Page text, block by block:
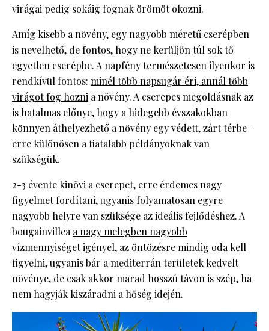
virágai pedig sokáig fognak örömöt okozni.
Amíg kisebb a növény, egy nagyobb méretű cserépben
is nevelhető, de fontos, hogy ne kerüljön túl sok tő
egyetlen cserépbe. A napfény természetesen ilyenkor is
rendkívül fontos: minél több napsugár éri, annál több
virágot fog hozni a növény. A cserepes megoldásnak az
is hatalmas előnye, hogy a hidegebb évszakokban
könnyen áthelyezhető a növény egy védett, zárt térbe –
erre különösen a fiatalabb példányoknak van
szükségük.
2-3 évente kinövi a cserepet, erre érdemes nagy
figyelmet fordítani, ugyanis folyamatosan egyre
nagyobb helyre van szüksége az ideális fejlődéshez. A
bougainvillea a nagy melegben nagyobb
vízmennyiséget igényel, az öntözésre mindig oda kell
figyelni, ugyanis bár a mediterrán területek kedvelt
növénye, de csak akkor marad hosszú távon is szép, ha
nem hagyják kiszáradni a hőség idején.